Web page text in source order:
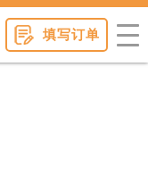
填写订单